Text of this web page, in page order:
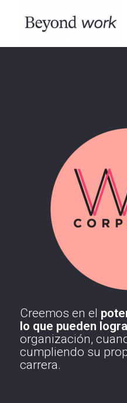
Creemos en el
lo que pueden
organización,
cumpliendo su
carrera.